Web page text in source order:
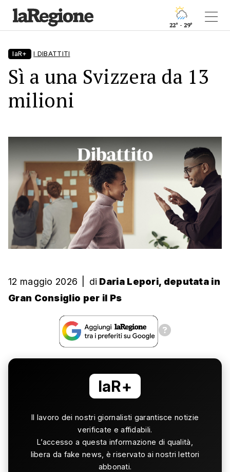
22° - 29°
laR+ I DIBATTITI
Sì a una Svizzera da 13
milioni
12 maggio 2026 di Daria Lepori, deputata in
Gran Consiglio per il Ps
laR+
Il lavoro dei nostri giornalisti garantisce notizie
verificate e affidabili.
L’accesso a questa informazione di qualità,
libera da fake news, è riservato ai nostri lettori
abbonati.